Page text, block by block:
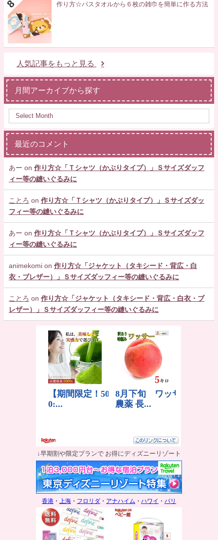
作り方☆バスタオルから６枚の雑巾を簡単に作る方法
人気記事をもっと見る
月間アーカイブから探す
最近のコメント
あー on 作り方☆「Ｔシャツ（かぶりタイプ）」Ｓサイズダッフ
ィー等の縫いぐるみに
ことろ on 作り方☆「Ｔシャツ（かぶりタイプ）」Ｓサイズダッ
フィー等の縫いぐるみに
あー on 作り方☆「Ｔシャツ（かぶりタイプ）」Ｓサイズダッフ
ィー等の縫いぐるみに
animekomi on 作り方☆「ジャケット（タキシード・背広・白
衣・ブレザー）」Ｓサイズダッフィー等の縫いぐるみに
ことろ on 作り方☆「ジャケット（タキシード・背広・白衣・ブ
レザー）」Ｓサイズダッフィー等の縫いぐるみに
↓早期割や限定プランで お得にディズニーリゾート
香港 ・ 上海 ・ フロリダ ・ アナハイム ・ ハワイ ・ パリ